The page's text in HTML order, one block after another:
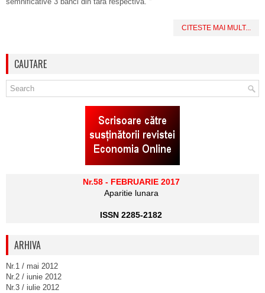
CITESTE MAI MULT...
CAUTARE
Nr.58 - FEBRUARIE 2017
Aparitie lunara
ISSN 2285-2182
ARHIVA
Nr.1 / mai 2012
Nr.2 / iunie 2012
Nr.3 / iulie 2012